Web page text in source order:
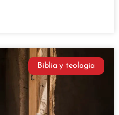
Biblia y teología